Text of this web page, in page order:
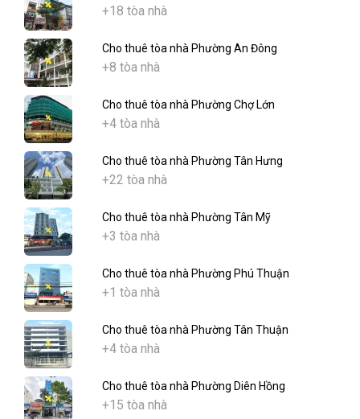
+18 tòa nhà
Cho thuê tòa nhà Phường An Đông
+8 tòa nhà
Cho thuê tòa nhà Phường Chợ Lớn
+4 tòa nhà
Cho thuê tòa nhà Phường Tân Hưng
+22 tòa nhà
Cho thuê tòa nhà Phường Tân Mỹ
+3 tòa nhà
Cho thuê tòa nhà Phường Phú Thuận
+1 tòa nhà
Cho thuê tòa nhà Phường Tân Thuận
+4 tòa nhà
Cho thuê tòa nhà Phường Diên Hồng
+15 tòa nhà